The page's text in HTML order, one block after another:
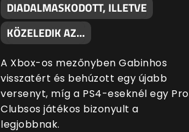
DIADALMASKODOTT, ILLETVE
KÖZELEDIK AZ…
A Xbox-os mezőnyben Gabinhos
visszatért és behúzott egy újabb
versenyt, míg a PS4-eseknél egy Pro
Clubsos játékos bizonyult a
legjobbnak.